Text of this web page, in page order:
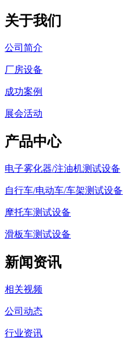
关于我们
公司简介
厂房设备
成功案例
展会活动
产品中心
电子雾化器/注油机测试设备
自行车/电动车/车架测试设备
摩托车测试设备
滑板车测试设备
新闻资讯
相关视频
公司动态
行业资讯